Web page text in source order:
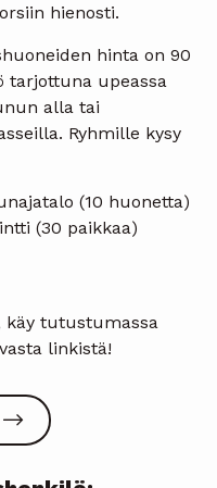
hienosti.
hinta on 90
tarjottuna upeassa
alla tai
Ryhmille kysy
(10 huonetta)
(30 paikkaa)
käy tutustumassa
linkistä!